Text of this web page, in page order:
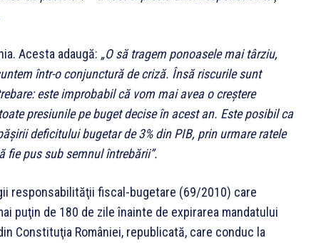
Acesta adaugă: „O să tragem ponoasele mai târziu,
într-o conjunctură de criză. Însă riscurile sunt
este improbabil că vom mai avea o creştere
presiunile pe buget decise în acest an. Este posibil ca
deficitului bugetar de 3% din PIB, prin urmare ratele
fie pus sub semnul întrebării”.
responsabilităţii fiscal-bugetare (69/2010) care
puţin de 180 de zile înainte de expirarea mandatului
Constituţia Ro­mâniei, re­publicată, care conduc la